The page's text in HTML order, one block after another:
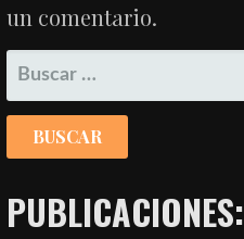
un comentario.
BUSCAR:
PUBLICACIONES: